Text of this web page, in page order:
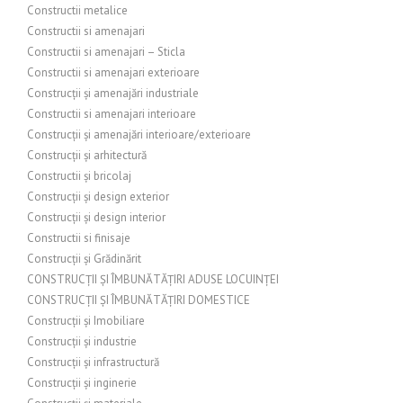
Constructii metalice
Constructii si amenajari
Constructii si amenajari – Sticla
Constructii si amenajari exterioare
Construcții și amenajări industriale
Constructii si amenajari interioare
Construcții și amenajări interioare/exterioare
Construcții și arhitectură
Constructii și bricolaj
Construcții și design exterior
Construcții și design interior
Constructii si finisaje
Construcții și Grădinărit
CONSTRUCȚII ȘI ÎMBUNĂTĂȚIRI ADUSE LOCUINȚEI
CONSTRUCȚII ȘI ÎMBUNĂTĂȚIRI DOMESTICE
Construcții și Imobiliare
Construcții și industrie
Construcții și infrastructură
Construcții și inginerie